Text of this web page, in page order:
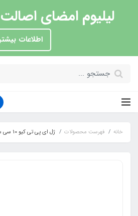
لیلیوم امضای
اطلاعات
خانه فهرست محصولات ژل ای پی تی کیو 10 سی سی e.p.t.q Eve اصلی